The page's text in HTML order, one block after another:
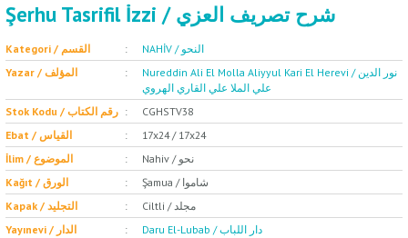
Şerhu Tasrifil İzzi / شرح تصريف العزي
Kategori / القسم
NAHİV / النحو
Yazar / المؤلف
Nureddin Ali El Molla Aliyyul Kari El Herevi / نور الدين
علي الملا علي القاري الهروي
Stok Kodu / رقم الكتاب
CGHSTV38
Ebat / القياس
17x24 / 17x24
İlim / الموضوع
Nahiv / نحو
Kağıt / الورق
Şamua / شاموا
Kapak / التجليد
Ciltli / مجلد
Yayınevi / الدار
Daru El-Lubab / دار اللباب